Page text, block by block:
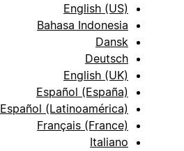
English (US)
Bahasa Indonesia
Dansk
Deutsch
English (UK)
Español (España)
Español (Latinoamérica)
Français (France)
Italiano